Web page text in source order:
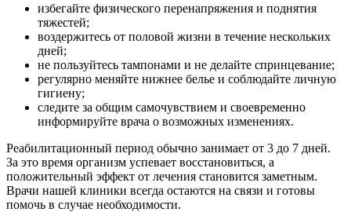
избегайте физического перенапряжения и поднятия
тяжестей;
воздержитесь от половой жизни в течение нескольких
дней;
не пользуйтесь тампонами и не делайте спринцевание;
регулярно меняйте нижнее белье и соблюдайте личную
гигиену;
следите за общим самочувствием и своевременно
информируйте врача о возможных изменениях.
Реабилитационный период обычно занимает от 3 до 7 дней.
За это время организм успевает восстановиться, а
положительный эффект от лечения становится заметным.
Врачи нашей клиники всегда остаются на связи и готовы
помочь в случае необходимости.